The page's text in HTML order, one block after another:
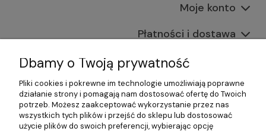
Moje konto
Płatności i dostawa
Informacje
O nas
Dbamy o Twoją prywatność
Pliki cookies i pokrewne im technologie umożliwiają poprawne
działanie strony i pomagają nam dostosować ofertę do Twoich
potrzeb. Możesz zaakceptować wykorzystanie przez nas
wszystkich tych plików i przejść do sklepu lub dostosować
użycie plików do swoich preferencji, wybierając opcję